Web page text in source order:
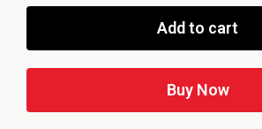
Add to cart
Buy Now